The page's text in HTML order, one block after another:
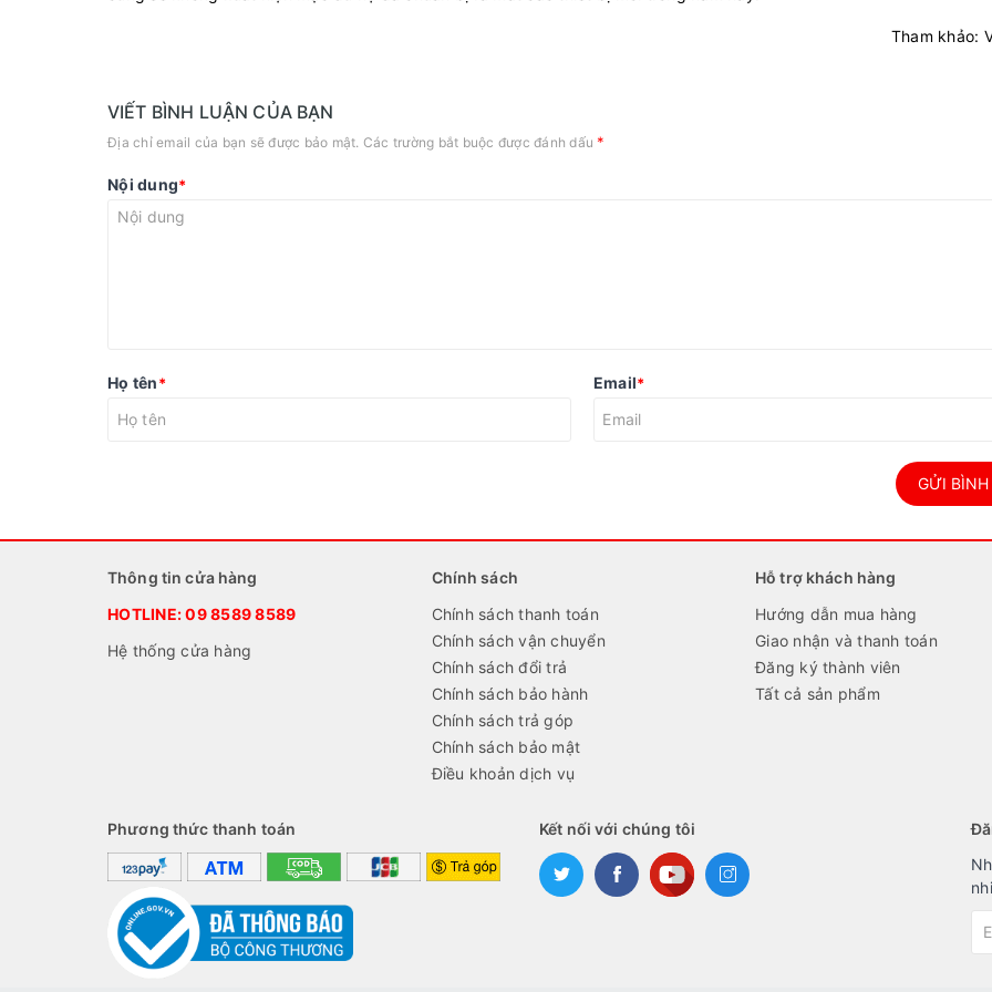
Tham khảo:
VIẾT BÌNH LUẬN CỦA BẠN
Địa chỉ email của bạn sẽ được bảo mật. Các trường bắt buộc được đánh dấu *
Nội dung*
Họ tên* Email*
GỬI BÌNH
Thông tin cửa hàng
HOTLINE:09 8589 8589
Hệ thống cửa hàng
Chính sách
Chính sách thanh toán
Chính sách vận chuyển
Chính sách đổi trả
Chính sách bảo hành
Chính sách trả góp
Chính sách bảo mật
Điều khoản dịch vụ
Hỗ trợ khách hàng
Hướng dẫn mua hàng
Giao nhận và thanh toán
Đăng ký thành viên
Tất cả sản phẩm
Phương thức thanh toán Kết nối với chúng tôi